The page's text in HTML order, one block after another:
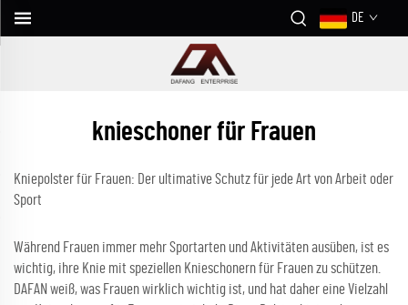
DE
knieschoner für Frauen
Kniepolster für Frauen: Der ultimative Schutz für jede Art von Arbeit oder
Sport
Während Frauen immer mehr Sportarten und Aktivitäten ausüben, ist es
wichtig, ihre Knie mit speziellen Knieschonern für Frauen zu schützen.
DAFAN weiß, was Frauen wirklich wichtig ist, und hat daher eine Vielzahl